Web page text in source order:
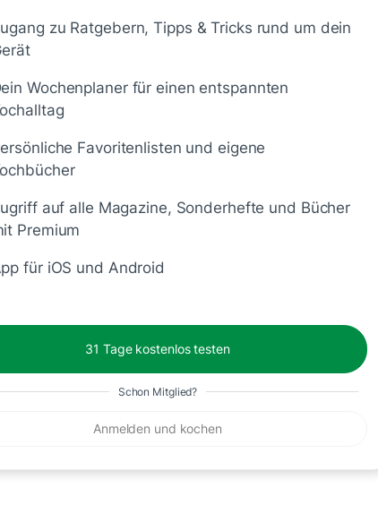
zu Ratgebern, Tipps & Tricks rund um dein
Wochenplaner für einen entspannten
Favoritenlisten und eigene
auf alle Magazine, Sonderhefte und Bücher
Premium
für iOS und Android
31 Tage kostenlos testen
Schon Mitglied?
Anmelden und kochen
dann wird er bestimmt noch besser.
fertig